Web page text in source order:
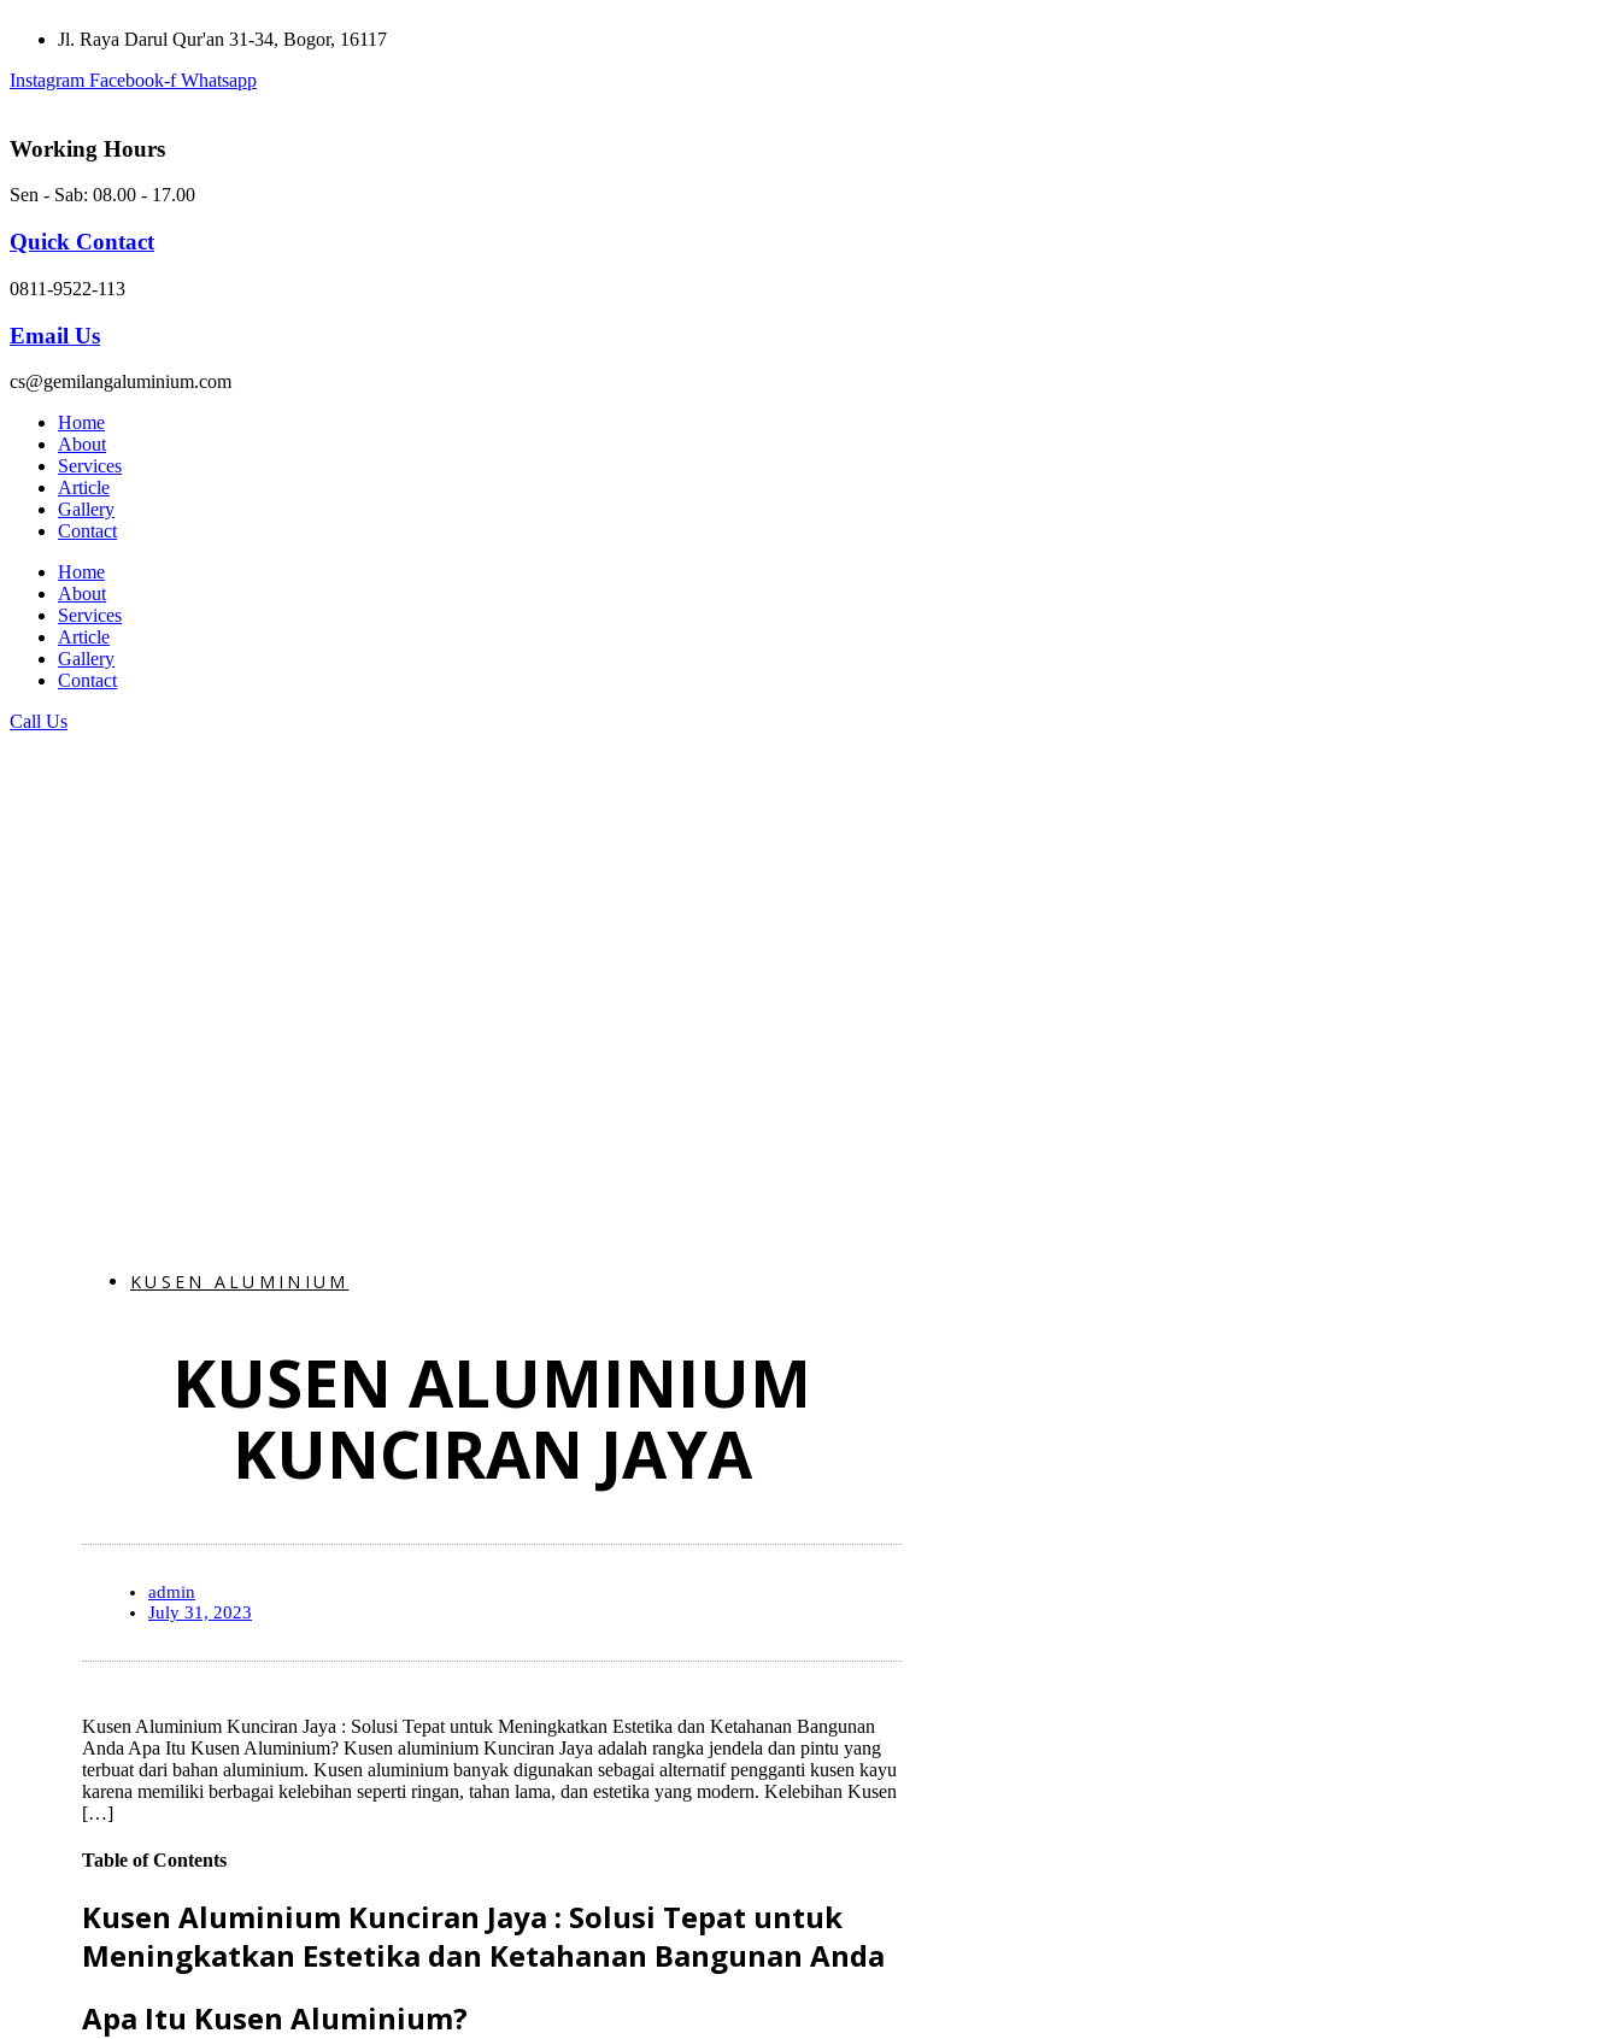
Jl. Raya Darul Qur'an 31-34, Bogor, 16117
Instagram Facebook-f Whatsapp
Working Hours
Sen - Sab: 08.00 - 17.00
Quick Contact
0811-9522-113
Email Us
cs@gemilangaluminium.com
Home
About
Services
Article
Gallery
Contact
Home
About
Services
Article
Gallery
Contact
Call Us
KUSEN ALUMINIUM
KUSEN ALUMINIUM
KUNCIRAN JAYA
admin
July 31, 2023
Kusen Aluminium Kunciran Jaya : Solusi Tepat untuk Meningkatkan Estetika dan Ketahanan Bangunan
Anda Apa Itu Kusen Aluminium? Kusen aluminium Kunciran Jaya adalah rangka jendela dan pintu yang
terbuat dari bahan aluminium. Kusen aluminium banyak digunakan sebagai alternatif pengganti kusen kayu
karena memiliki berbagai kelebihan seperti ringan, tahan lama, dan estetika yang modern. Kelebihan Kusen
[…]
Table of Contents
Kusen Aluminium Kunciran Jaya : Solusi Tepat untuk
Meningkatkan Estetika dan Ketahanan Bangunan Anda
Apa Itu Kusen Aluminium?